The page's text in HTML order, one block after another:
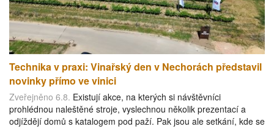
Technika v praxi: Vinařský den v Nechorách představil
novinky přímo ve vinici
Zveřejněno 6.8. Existují akce, na kterých si návštěvníci
prohlédnou naleštěné stroje, vyslechnou několik prezentací a
odjíždějí domů s katalogem pod paží. Pak jsou ale setkání, kde se